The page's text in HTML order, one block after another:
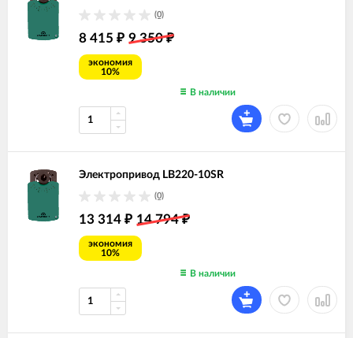
(0)
8 415 ₽ 9 350₽
экономия
10%
В наличии
Электропривод LB220-10SR
(0)
13 314 ₽ 14 794₽
экономия
10%
В наличии